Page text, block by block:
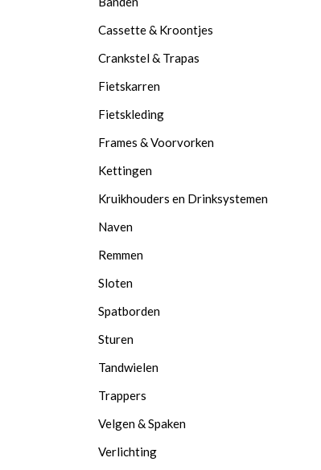
Cassette & Kroontjes
Crankstel & Trapas
Fietskarren
Fietskleding
Frames & Voorvorken
Kettingen
Kruikhouders en Drinksystemen
Naven
Remmen
Sloten
Spatborden
Sturen
Tandwielen
Trappers
Velgen & Spaken
Verlichting